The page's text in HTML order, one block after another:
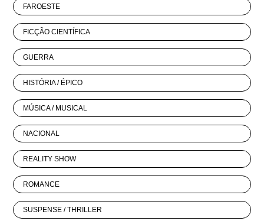
FAROESTE
FICÇÃO CIENTÍFICA
GUERRA
HISTÓRIA / ÉPICO
MÚSICA / MUSICAL
NACIONAL
REALITY SHOW
ROMANCE
SUSPENSE / THRILLER